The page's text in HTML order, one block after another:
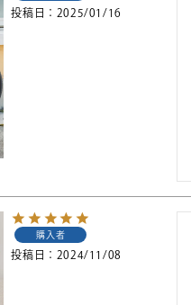
投稿日 2025/01/16
購入者
投稿日 2024/11/08